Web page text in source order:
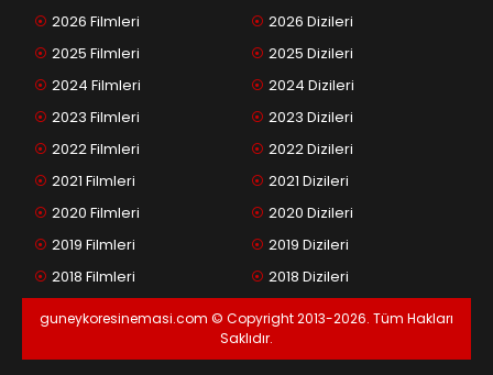
2026 Filmleri
2025 Filmleri
2024 Filmleri
2023 Filmleri
2022 Filmleri
2021 Filmleri
2020 Filmleri
2019 Filmleri
2018 Filmleri
2026 Dizileri
2025 Dizileri
2024 Dizileri
2023 Dizileri
2022 Dizileri
2021 Dizileri
2020 Dizileri
2019 Dizileri
2018 Dizileri
guneykoresinemasi.com © Copyright 2013-2026. Tüm Hakları
Saklıdır.